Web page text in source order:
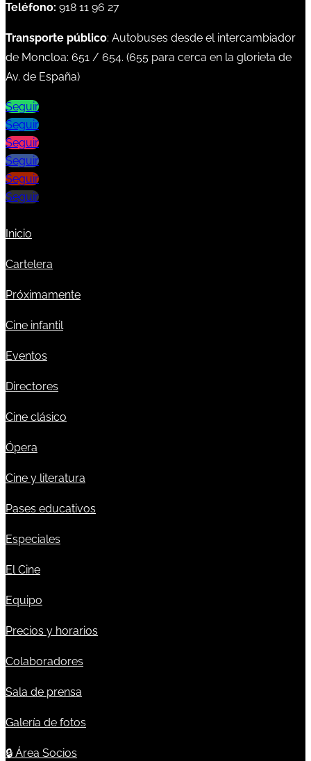
Teléfono: 918 11 96 27
Transporte público: Autobuses desde el intercambiador
de Moncloa: 651 / 654. (655 para cerca en la glorieta de
Av. de España)
Seguir
Seguir
Seguir
Seguir
Seguir
Seguir
Inicio
Cartelera
Próximamente
Cine infantil
Eventos
Directores
Cine clásico
Ópera
Cine y literatura
Pases educativos
Especiales
El Cine
Equipo
Precios y horarios
Colaboradores
Sala de prensa
Galería de fotos
🔒 Área Socios